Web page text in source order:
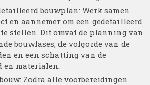
bouwplan: Werk samen
en aannemer om een gedetailleerd
stellen. Dit omvat de planning van
bouwfases, de volgorde van de
en een schatting van de
en materialen.
Zodra alle voorbereidingen